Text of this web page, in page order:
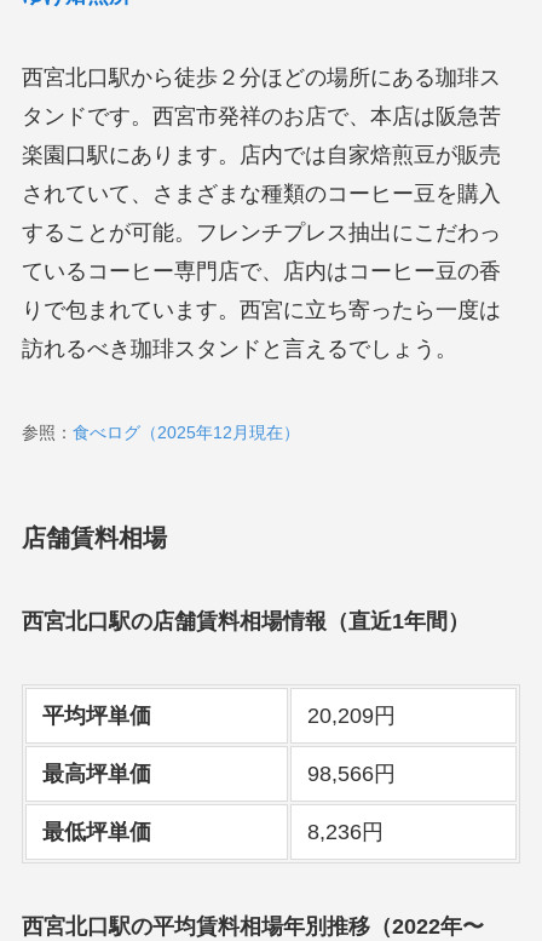
西宮北口駅から徒歩２分ほどの場所にある珈琲ス
タンドです。西宮市発祥のお店で、本店は阪急苦
楽園口駅にあります。店内では自家焙煎豆が販売
されていて、さまざまな種類のコーヒー豆を購入
することが可能。フレンチプレス抽出にこだわっ
ているコーヒー専門店で、店内はコーヒー豆の香
りで包まれています。西宮に立ち寄ったら一度は
訪れるべき珈琲スタンドと言えるでしょう。
参照： 食べログ（2025年12月現在）
店舗賃料相場
西宮北口駅の店舗賃料相場情報（直近1年間）
平均坪単価 20,209円
最高坪単価 98,566円
最低坪単価 8,236円
西宮北口駅の平均賃料相場年別推移（2022年〜